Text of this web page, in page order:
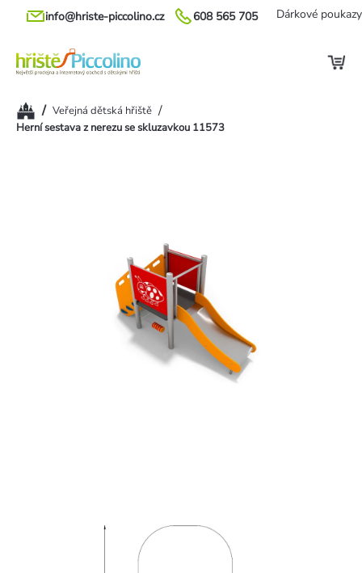
Přejít
608 565 705
info@hriste-piccolino.cz Dárkové poukazy
Domů/ Veřejná dětská hřiště /
Herní sestava z nerezu se skluzavkou 11573